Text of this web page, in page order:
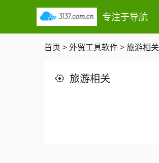
专注于导航
首页 >外贸工具软件>旅游相关
旅游相关